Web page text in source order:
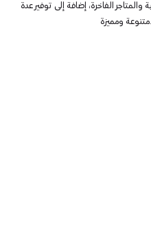
والمتاجر الفاخرة، إضافة إلى توفير عدة
ومميزة